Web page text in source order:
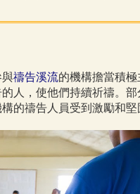
與禱告溪流的機構擔當積
人，使他們持續祈禱。
的禱告人員受到激勵和